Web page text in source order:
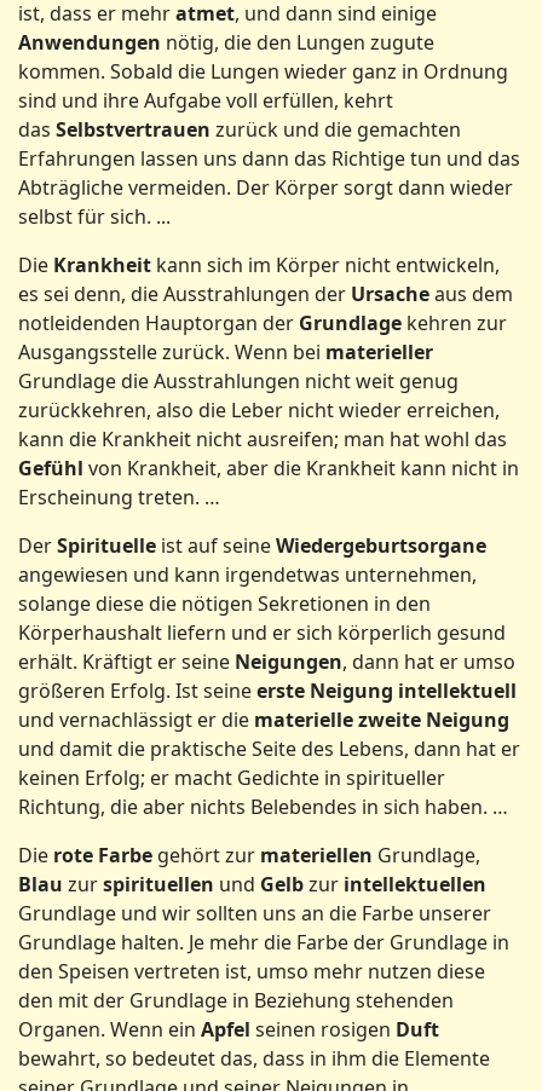
ist, dass er mehratmet, und dann sind einige
Anwendungen nötig, die den Lungen zugute
kommen. Sobald die Lungen wieder ganz in Ordnung
sind und ihre Aufgabe voll erfüllen, kehrt
das Selbstvertrauen zurück und die gemachten
Erfahrungen lassen uns dann das Richtige tun und das
Abträgliche vermeiden. Der Körper sorgt dann wieder
selbst für sich. ...
Die Krankheit kann sich im Körper nicht entwickeln,
es sei denn, die Ausstrahlungen der Ursacheaus dem
notleidenden Hauptorgan der Grundlage kehren zur
Ausgangsstelle zurück. Wenn bei materieller
Grundlage die Ausstrahlungen nicht weit genug
zurückkehren, also die Leber nicht wieder erreichen,
kann die Krankheit nicht ausreifen; man hat wohl das
Gefühl von Krankheit, aber die Krankheit kann nicht in
Erscheinung treten. …
DerSpirituelle ist auf seineWiedergeburtsorgane
angewiesen und kann irgendetwas unternehmen,
solange diese die nötigen Sekretionen in den
Körperhaushalt liefern und er sich körperlich gesund
erhält. Kräftigt er seine Neigungen, dann hat er umso
größeren Erfolg. Ist seineerste Neigung intellektuell
und vernachlässigt er die materielle zweite Neigung
und damit die praktische Seite des Lebens, dann hat er
keinen Erfolg; er macht Gedichte in spiritueller
Richtung, die aber nichts Belebendes in sich haben. …
Die rote Farbe gehört zur materiellen Grundlage,
Blau zurspirituellen und Gelbzur intellektuellen
Grundlage und wir sollten uns an die Farbe unserer
Grundlage halten. Je mehr die Farbe der Grundlage in
den Speisen vertreten ist, umso mehr nutzen diese
den mit der Grundlage in Beziehung stehenden
Organen. Wenn ein Apfel seinen rosigen Duft
bewahrt, so bedeutet das, dass in ihm die Elemente